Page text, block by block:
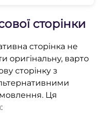
сторінки
сторінка не
оригінальну, варто
сторінку з
Ця